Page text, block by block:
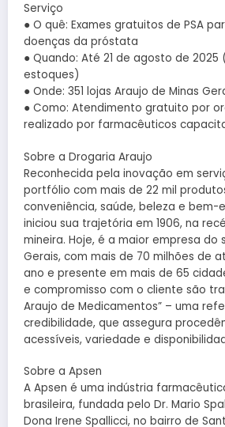
Serviço
● O quê: Exames gratuitos de PSA
doenças da próstata
● Quando: Até 21 de agosto de
estoques)
● Onde: 351 lojas Araujo de Minas
● Como: Atendimento gratuito por
realizado por farmacêuticos
Sobre a Drogaria Araujo
Reconhecida pela inovação em
portfólio com mais de 22 mil
conveniência, saúde, beleza e bem-
iniciou sua trajetória em 1906, na
mineira. Hoje, é a maior empresa do
Gerais, com mais de 70 milhões de
ano e presente em mais de 65
e compromisso com o cliente são
Araujo de Medicamentos” – uma
credibilidade, que assegura
acessíveis, variedade e
Sobre a Apsen
A Apsen é uma indústria
brasileira, fundada pelo Dr. Mario
Dona Irene Spallicci, no bairro de